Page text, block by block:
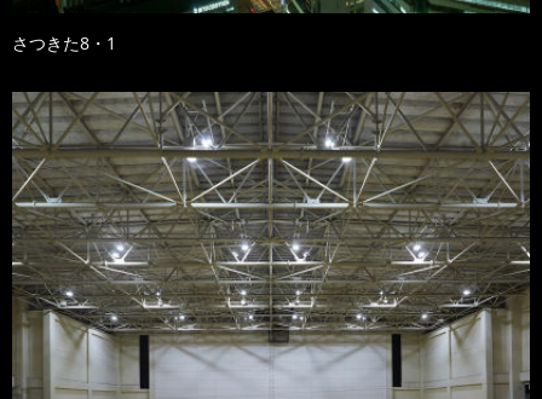
さつきた8・1